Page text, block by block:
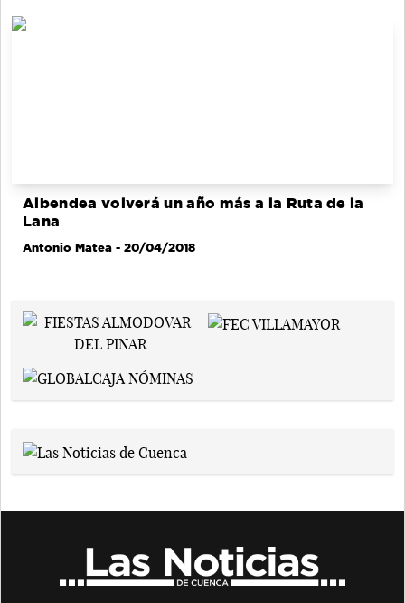
Albendea volverá un año más a la Ruta de la
Lana
Antonio Matea - 20/04/2018